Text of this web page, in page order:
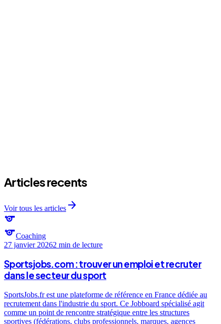
Articles recents
Voir tous les articles arrow_forward
sports
sportsCoaching
27 janvier 20262 min de lecture
Sportsjobs.com : trouver un emploi et recruter
dans le secteur du sport
SportsJobs.fr est une plateforme de référence en France dédiée au
recrutement dans l'industrie du sport. Ce Jobboard spécialisé agit
comme un point de rencontre stratégique entre les structures
sportives (fédérations, clubs professionnels, marques, agences